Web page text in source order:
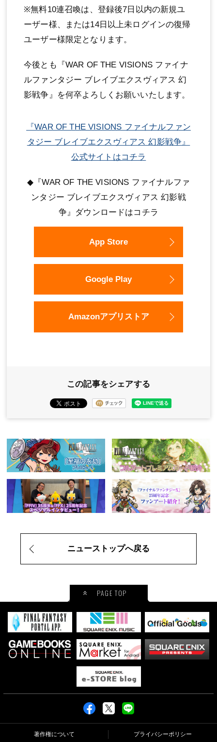
※無料10連召喚は、登録後7日以内の新規ユ
ーザー様、または14日以上未ログインの復帰
ユーザー様限定となります。
今後とも『WAR OF THE VISIONS ファイナ
ルファンタジー ブレイブエクスヴィアス 幻
影戦争』を何卒よろしくお願いいたします。
『WAR OF THE VISIONS ファイナルファン
タジー ブレイブエクスヴィアス 幻影戦争』
公式サイトはコチラ
◆『WAR OF THE VISIONS ファイナルファ
ンタジー ブレイブエクスヴィアス 幻影戦
争』ダウンロードはコチラ
App Store
Google Play
Amazonアプリストア
この記事をシェアする
ニューストップへ戻る
PAGE TOP
著作権について プライバシーポリシー